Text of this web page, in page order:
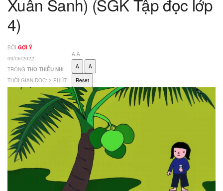
Xuân Sanh) (SGK Tập đọc lớp
4)
BỞI GỢI Ý
09/06/2022
TRONG THƠ THIẾU NHI
THỜI GIAN ĐỌC: 2 PHÚT
A A
A
A
Reset